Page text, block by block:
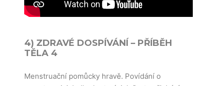
4) ZDRAVÉ DOSPÍVÁNÍ – PŘÍBĚH
TĚLA 4
Menstruační pomůcky hravě. Povídání o